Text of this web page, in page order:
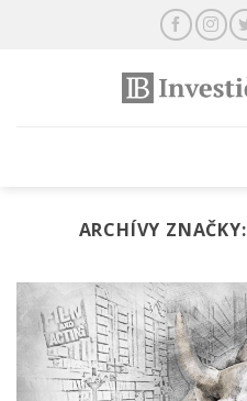
ARCHÍVY ZNAČKY: